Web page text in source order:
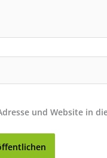
und Website in